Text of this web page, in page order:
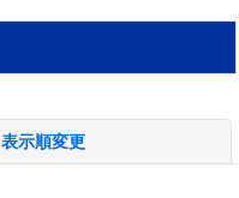
表示順変更